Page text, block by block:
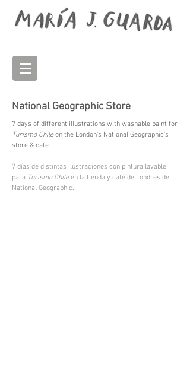
National Geographic Store
7 days of different illustrations with washable paint for
Turismo Chileon the London's National Geographic's
store & cafe.
7 días de distintas ilustraciones con pintura lavable
para Turismo Chile en la tienda y café de Londres de
National Geographic.